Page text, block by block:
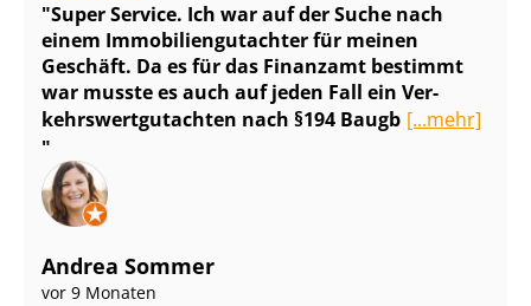
Super Service. Ich war auf der Suche nach
einem Im­mo­bi­li­en­gut­ach­ter für meinen
Geschäft. Da es für das Finanzamt bestimmt
war musste es auch auf jeden Fall ein Ver­
kehrs­wert­gut­ach­ten nach §194 Baugb [...mehr]
Andrea Sommer
vor 9 Monaten